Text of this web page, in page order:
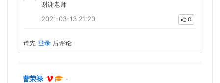
谢谢老师
2021-03-13 21:20
0
请先 登录 后评论
曹荣禄 -